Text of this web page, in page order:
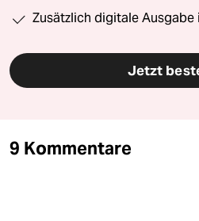
Zusätzlich digitale Ausgabe
Jetzt
9 Kommentare